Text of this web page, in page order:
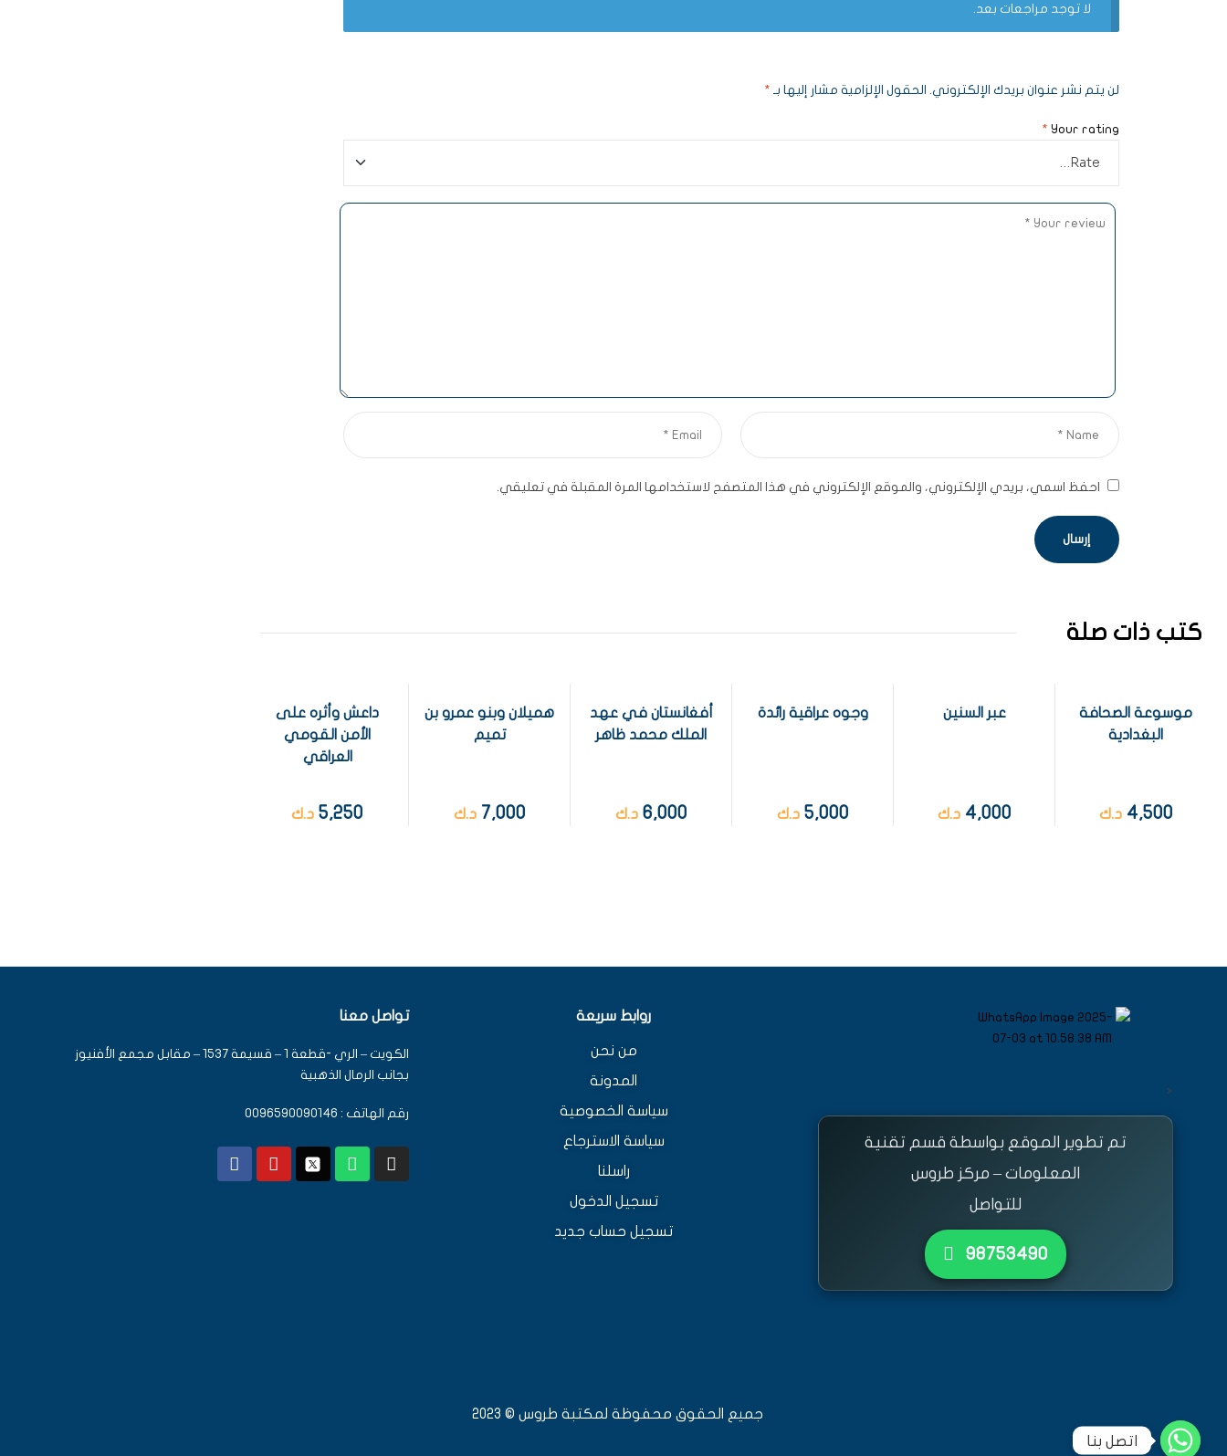
لا توجد مراجعات بعد.
لن يتم نشر عنوان بريدك الإلكتروني. الحقول الإلزامية مشار إليها بـ *
Your rating
*
احفظ اسمي، بريدي الإلكتروني، والموقع الإلكتروني في هذا المتصفح لاستخدامها المرة المقبلة في تعليقي.
كتب ذات صلة
موسوعة الصحافة
البغدادية
4,500 د.ك
عبر السنين
4,000 د.ك
وجوه عراقية رائدة
5,000 د.ك
أفغانستان في عهد
الملك محمد ظاهر
6,000 د.ك
هميلان وبنو عمرو بن
تميم
7,000 د.ك
داعش وأثره على
الأمن القومي
العراقي
5,250 د.ك
<
تم تطوير الموقع بواسطة قسم تقنية
المعلومات – مركز طروس
للتواصل
٩٨٧٥٣٤٩٠
روابط سريعة
من نحن
المدونة
سياسة الخصوصية
سياسة الاسترجاع
راسلنا
تسجيل الدخول
تسجيل حساب جديد
تواصل معنا
الكويت – الري -قطعة 1 – قسيمة 1537 – مقابل مجمع الأفنيوز
بجانب الرمال الذهبية
رقم الهاتف : 0096590090146
جميع الحقوق محفوظة لمكتبة طروس © 2023
اتصل بنا